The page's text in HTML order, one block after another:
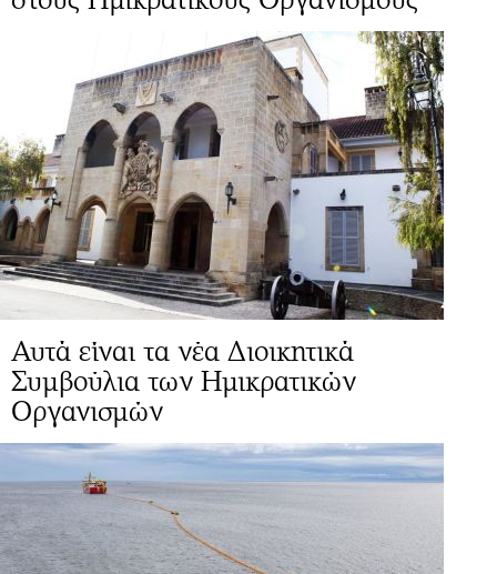
Αυτά είναι τα νέα Διοικητικά
Συμβούλια των Ημικρατικών
Οργανισμών